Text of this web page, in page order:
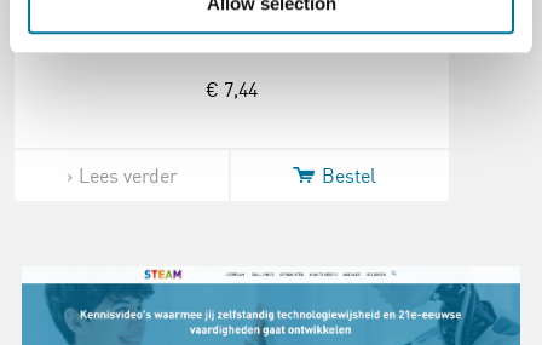
Geigerteller | Joy-IT | RAD01 | Geiger-Müller
€ 7,44
Lees verder Bestel